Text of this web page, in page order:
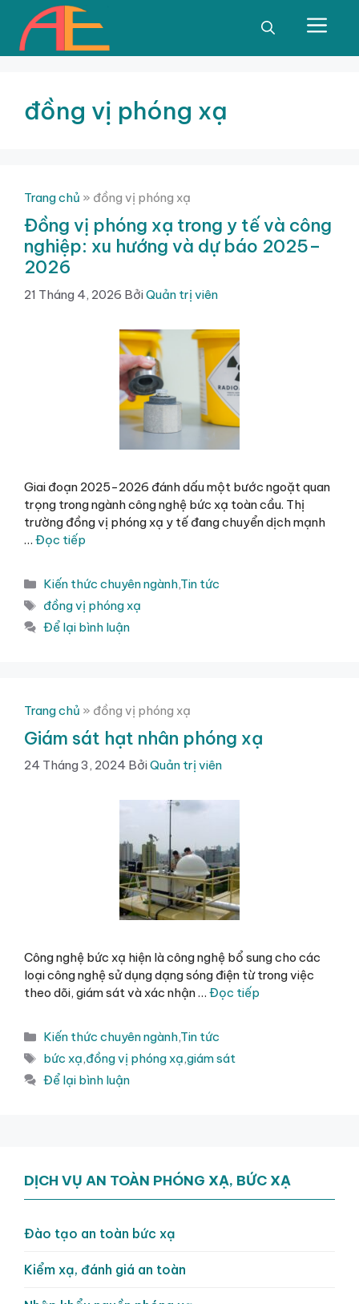
Chuyển
dung
đồng vị phóng xạ
Trang chủ » đồng vị phóng xạ
Đồng vị phóng xạ trong y tế và công
nghiệp: xu hướng và dự báo 2025–
2026
21 Tháng 4, 2026 BởiQuản trị viên
Giai đoạn 2025-2026 đánh dấu một bước ngoặt quan
trọng trong ngành công nghệ bức xạ toàn cầu. Thị
trường đồng vị phóng xạ y tế đang chuyển dịch mạnh
… Đọc tiếp
Danh
mục
Kiến thức chuyên ngành,Tin tức
Thẻ
đồng vị phóng xạ
Để lại bình luận
Trang chủ » đồng vị phóng xạ
Giám sát hạt nhân phóng xạ
24 Tháng 3, 2024 BởiQuản trị viên
Công nghệ bức xạ hiện là công nghệ bổ sung cho các
loại công nghệ sử dụng dạng sóng điện từ trong việc
theo dõi, giám sát và xác nhận … Đọc tiếp
Danh
mục
Kiến thức chuyên ngành,Tin tức
Thẻ
bức xạ,đồng vị phóng xạ,giám sát
Để lại bình luận
DỊCH VỤ AN TOÀN PHÓNG XẠ, BỨC XẠ
Đào tạo an toàn bức xạ
Kiểm xạ, đánh giá an toàn